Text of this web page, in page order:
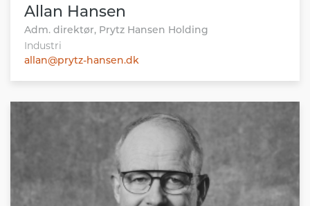
Allan Hansen
Adm. direktør, Prytz Hansen Holding
Industri
allan@prytz-hansen.dk